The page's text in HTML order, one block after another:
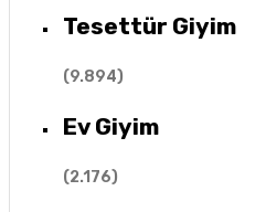
Tesettür Giyim
(9.894)
Ev Giyim
(2.176)